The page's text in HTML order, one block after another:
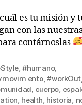
cuál es tu misión y
con las
contárnoslas
,#humano,
,#workOut
cuerpo
health historia